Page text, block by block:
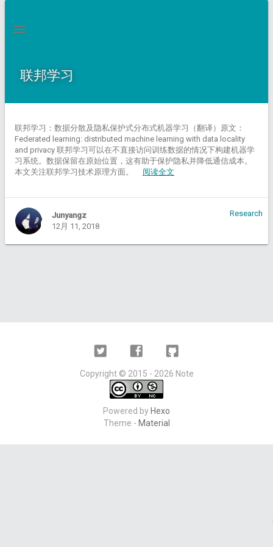
联邦学习
联邦学习：数据分散及隐私保护式分布式机器学习（翻译）原文：
Federated learning: distributed machine learning with data locality
and privacy ​ 联邦学习可以在不直接访问训练数据的情况下构建机器学
习系统。数据保留在原始位置，这有助于保护隐私并降低通信成本。
本文关注联邦学习技术原理方面。 阅读全文
Junyangz
12月 11, 2018
Research
Twitter Facebook Github
Copyright © 2015 - 2026 Note
Powered byHexo
Theme - Material